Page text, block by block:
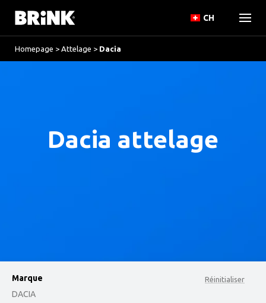
CH
Homepage > Attelage > Dacia
Dacia attelage
Réinitialiser
Marque
DACIA